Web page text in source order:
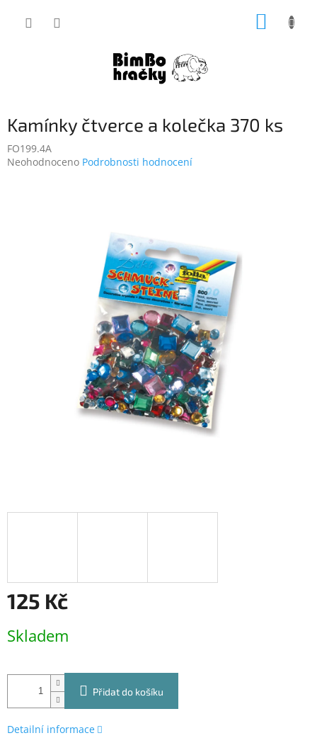
Kamínky čtverce a kolečka 370 ks
FO199.4A
Průměrné
Neohodnoceno Podrobnosti hodnocení
125 Kč
cena:
Skladem
Přidat do košíku
Detailní informace